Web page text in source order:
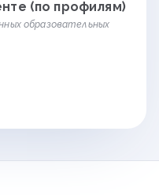
(по профилям)
образовательных